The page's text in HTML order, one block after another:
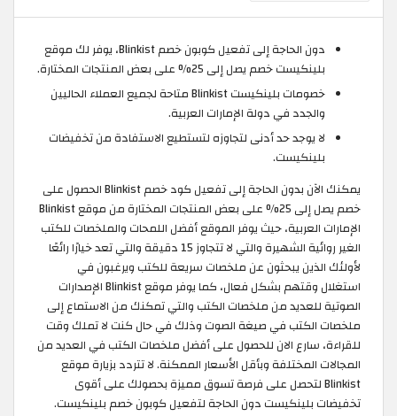
دون الحاجة إلى تفعيل كوبون خصم Blinkist، يوفر لك موقع
بلينكيست خصم يصل إلى 25% على بعض المنتجات المختارة.
خصومات بلينكيست Blinkist متاحة لجميع العملاء الحاليين
والجدد في دولة الإمارات العربية.
لا يوجد حد أدنى لتجاوزه لتستطيع الاستفادة من تخفيضات
بلينكيست.
يمكنك الآن بدون الحاجة إلى تفعيل كود خصم Blinkist الحصول على
خصم يصل إلى 25% على بعض المنتجات المختارة من موقع Blinkist
الإمارات العربية، حيث يوفر الموقع أفضل اللمحات والملخصات للكتب
الغير روائية الشهيرة والتي لا تتجاوز 15 دقيقة والتي تعد خيارًا رائعًا
لأولئك الذين يبحثون عن ملخصات سريعة للكتب ويرغبون في
استغلال وقتهم بشكل فعال، كما يوفر موقع Blinkist الإصدارات
الصوتية للعديد من ملخصات الكتب والتي تمكنك من الاستماع إلى
ملخصات الكتب في صيغة الصوت وذلك في حال كنت لا تملك وقت
للقراءة، سارع الان للحصول على أفضل ملخصات الكتب في العديد من
المجالات المختلفة وبأقل الأسعار الممكنة. لا تتردد بزيارة موقع
Blinkist لتحصل على فرصة تسوق مميزة بحصولك على أقوى
تخفيضات بلينكيست دون الحاجة لتفعيل كوبون خصم بلينكيست.